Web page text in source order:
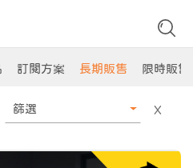
訂閱方案 長期販售 限時販售
篩選 X